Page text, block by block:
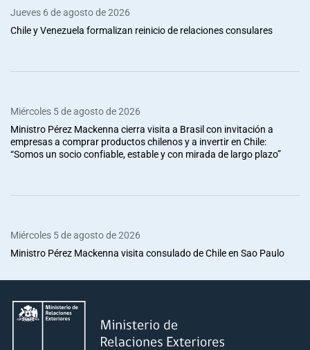
Jueves 6 de agosto de 2026
Chile y Venezuela formalizan reinicio de relaciones consulares
Miércoles 5 de agosto de 2026
Ministro Pérez Mackenna cierra visita a Brasil con invitación a
empresas a comprar productos chilenos y a invertir en Chile:
“Somos un socio confiable, estable y con mirada de largo plazo”
Miércoles 5 de agosto de 2026
Ministro Pérez Mackenna visita consulado de Chile en Sao Paulo